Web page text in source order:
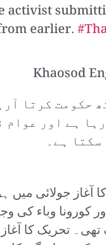
activist
earlier.
حکومت کرتا
ہے اور عوام
ہے۔
جولائی میں
کورونا وباء کی
تحریک کا